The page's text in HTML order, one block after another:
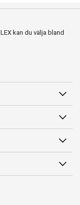
kan du välja bland